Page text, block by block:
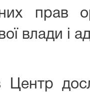
прав
влади і
Центр